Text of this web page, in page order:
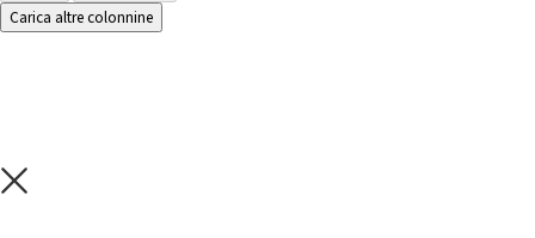
Carica altre colonnine